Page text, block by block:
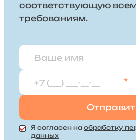
соответствующую
требованиям.
*
Я согласен на обработку
данных